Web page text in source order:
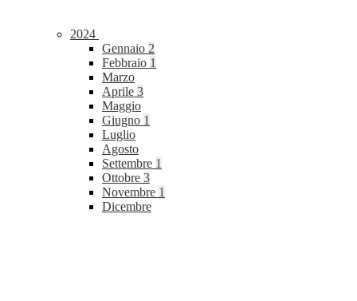
2024
Gennaio 2
Febbraio 1
Marzo
Aprile 3
Maggio
Giugno 1
Luglio
Agosto
Settembre 1
Ottobre 3
Novembre 1
Dicembre